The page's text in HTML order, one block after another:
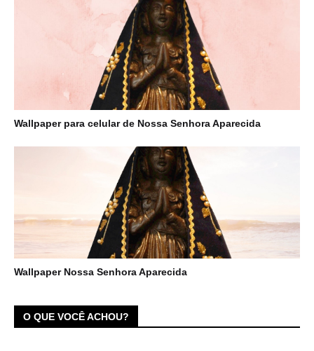
Wallpaper para celular de Nossa Senhora Aparecida
Wallpaper Nossa Senhora Aparecida
O QUE VOCÊ ACHOU?